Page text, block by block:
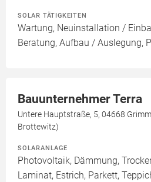
SOLAR TÄTIGKEITEN
Wartung, Neuinstallation /
Beratung, Aufbau / Auslegung,
Bauunternehmer Terra
Untere Hauptstraße, 5, 04668
Brottewitz)
SOLARANLAGE
Photovoltaik, Dämmung,
Laminat, Estrich, Parkett,